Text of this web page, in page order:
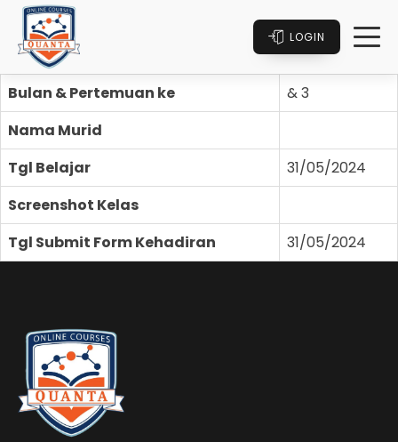
LOGIN
Bulan & Pertemuan ke
& 3
Nama Murid
Tgl Belajar
31/05/2024
Screenshot Kelas
Tgl Submit Form Kehadiran
31/05/2024